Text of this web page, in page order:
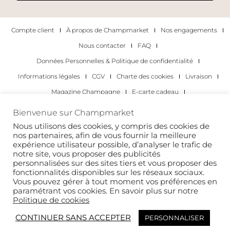
Compte client À propos de Champmarket
Nos engagements
Nous contacter
FAQ
Données Personnelles & Politique de confidentialité
Informations légales
CGV Charte des cookies
Livraison
Magazine Champagne
E-carte cadeau
Les occasions pour déguster du champagne
Pour les particuliers
Pour les entreprises
Copyright 2022 © tous droits réservés. Champmarket.
Bienvenue sur Champmarket
Nous utilisons des cookies, y compris des cookies de
nos partenaires, afin de vous fournir la meilleure
expérience utilisateur possible, d’analyser le trafic de
notre site, vous proposer des publicités
personnalisées sur des sites tiers et vous proposer des
fonctionnalités disponibles sur les réseaux sociaux.
Vous pouvez gérer à tout moment vos préférences en
paramétrant vos cookies. En savoir plus sur notre
Politique de cookies
CONTINUER SANS ACCEPTER
PERSONNALISER